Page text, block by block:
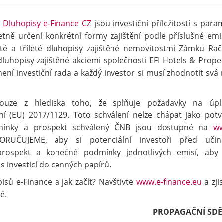
Dluhopisy e-Finance CZ jsou investiční příležitostí s
určení konkrétní formy zajištění podle příslušné
a tříleté dluhopisy zajištěné nemovitostmi Zámku
zajištěné akciemi společnosti EFI Hotels &
investiční rada a každý investor si musí zhodnotit svá
z hlediska toho, že splňuje požadavky na
(EU) 2017/1129. Toto schválení nelze chápat jako
a prospekt schválený ČNB jsou dostupné na
aby si potenciální investoři před
a konečné podmínky jednotlivých emisí, aby
investicí do cenných papírů.
e-Finance a jak začít? Navštivte www.e-finance.eu a
PROPAGAČNÍ